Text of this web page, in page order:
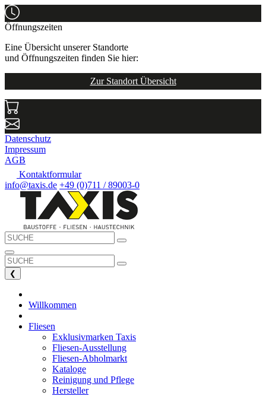
Öffnungszeiten
Eine Übersicht unserer Standorte
und Öffnungszeiten finden Sie hier:
Zur Standort Übersicht
Datenschutz
Impressum
AGB
Kontaktformular
info@taxis.de +49 (0)711 / 89003-0
❮
Willkommen
Fliesen
Exklusivmarken Taxis
Fliesen-Ausstellung
Fliesen-Abholmarkt
Kataloge
Reinigung und Pflege
Hersteller